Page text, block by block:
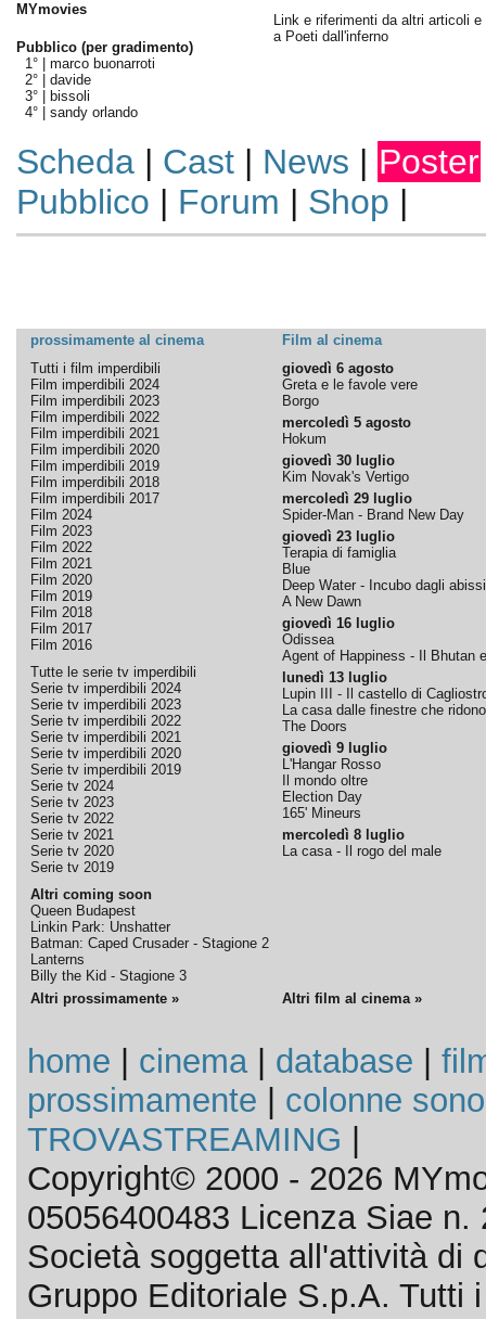
MYmovies
Pubblico (per gradimento)
1° | marco buonarroti
2° | davide
3° |
bissoli
4° | sandy orlando
Link e riferimenti da altri articoli e
a Poeti dall'inferno
Scheda| Cast| News | Poster
Pubblico | Forum | Shop |
prossimamente al cinema
Film al cinema
Tutti i film imperdibili
Film imperdibili 2024
Film imperdibili 2023
Film imperdibili 2022
Film imperdibili 2021
Film imperdibili 2020
Film imperdibili 2019
Film imperdibili 2018
Film imperdibili 2017
Film 2024
Film 2023
Film 2022
Film 2021
Film 2020
Film 2019
Film 2018
Film 2017
Film 2016
Tutte le serie tv imperdibili
Serie tv imperdibili 2024
Serie tv imperdibili 2023
Serie tv imperdibili 2022
Serie tv imperdibili 2021
Serie tv imperdibili 2020
Serie tv imperdibili 2019
Serie tv 2024
Serie tv 2023
Serie tv 2022
Serie tv 2021
Serie tv 2020
Serie tv 2019
Altri coming soon
Queen Budapest
Linkin Park: Unshatter
Batman: Caped Crusader - Stagione 2
Lanterns
Billy the Kid - Stagione 3
giovedì 6 agosto
Greta e le favole vere
Borgo
mercoledì 5 agosto
Hokum
giovedì 30 luglio
Kim Novak's Vertigo
mercoledì 29 luglio
Spider-Man - Brand New Day
giovedì 23 luglio
Terapia di famiglia
Blue
Deep Water - Incubo dagli abissi
A New Dawn
giovedì 16 luglio
Odissea
Agent of Happiness - Il Bhutan
lunedì 13 luglio
Lupin III - Il castello di
La casa dalle finestre che ridono
The Doors
giovedì 9 luglio
L'Hangar Rosso
Il mondo oltre
Election Day
165' Mineurs
mercoledì 8 luglio
La casa - Il rogo del male
Altri prossimamente » Altri film al cinema »
home cinema| database
prossimamente
colonne
TROVASTREAMING
Copyright© 2000 - 2026
05056400483 Licenza Siae n.
Società soggetta all'attività di
Gruppo Editoriale S.p.A. Tutti